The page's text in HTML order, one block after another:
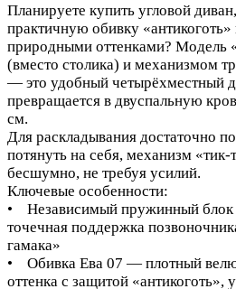
Планируете купить угловой
практичную обивку
природными оттенками? Модель
(вместо столика) и механизмом
— это удобный четырёхместный
превращается в двуспальную
см.
Для раскладывания достаточно
потянуть на себя, механизм «тик-
бесшумно, не требуя усилий.
Ключевые особенности:
• Независимый пружинный
точечная поддержка
гамака»
• Обивка Ева 07 — плотный
оттенка с защитой «антикоготь»,